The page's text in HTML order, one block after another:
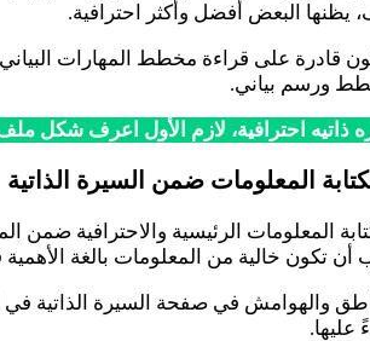
يظنها البعض أفضل وأكثر احترافية.
قادرة على قراءة مخطط المهارات
ورسم بياني.
احترافية، لازم الأول اعرف شكل
المعلومات ضمن السيرة الذاتية
المعلومات الرئيسية
تكون خالية من المعلومات بالغة الأهمية
والهوامش في صفحة السيرة الذاتية في
عليها.